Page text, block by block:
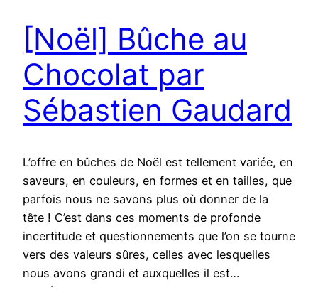
[Noël] Bûche au
Chocolat par
Sébastien Gaudard
L’offre en bûches de Noël est tellement variée, en
saveurs, en couleurs, en formes et en tailles, que
parfois nous ne savons plus où donner de la
tête ! C’est dans ces moments de profonde
incertitude et questionnements que l’on se tourne
vers des valeurs sûres, celles avec lesquelles
nous avons grandi et auxquelles il est…
22 décembre 2017